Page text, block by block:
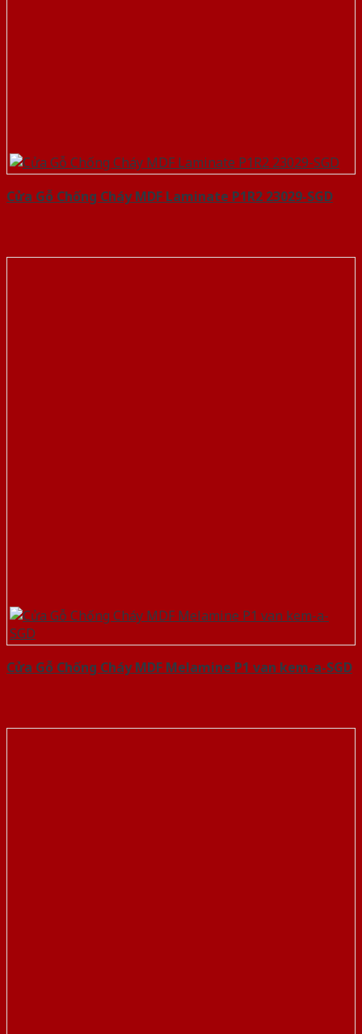
Cửa Gỗ Chống Cháy MDF Laminate P1R2 23029-SGD
Cửa Gỗ Chống Cháy MDF Melamine P1 van kem-a-SGD